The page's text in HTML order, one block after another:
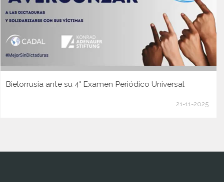
Bielorrusia ante su 4° Examen Periódico Universal
21-11-2025